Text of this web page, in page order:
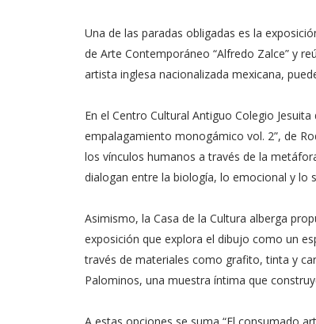
Una de las paradas obligadas es la
de Arte Contemporáneo “Alfredo Zalce” y
artista inglesa nacionalizada mexicana,
En el Centro Cultural Antiguo Colegio
empalagamiento monogámico vol. 2”, de
los vínculos humanos a través de la
dialogan entre la biología, lo emocional y lo
Asimismo, la Casa de la Cultura alberga
exposición que explora el dibujo como un
través de materiales como grafito, tinta y
Palominos, una muestra íntima que